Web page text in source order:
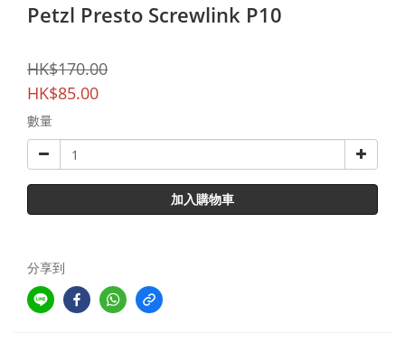
Petzl Presto Screwlink P10
HK$170.00
HK$85.00
數量
加入購物車
分享到